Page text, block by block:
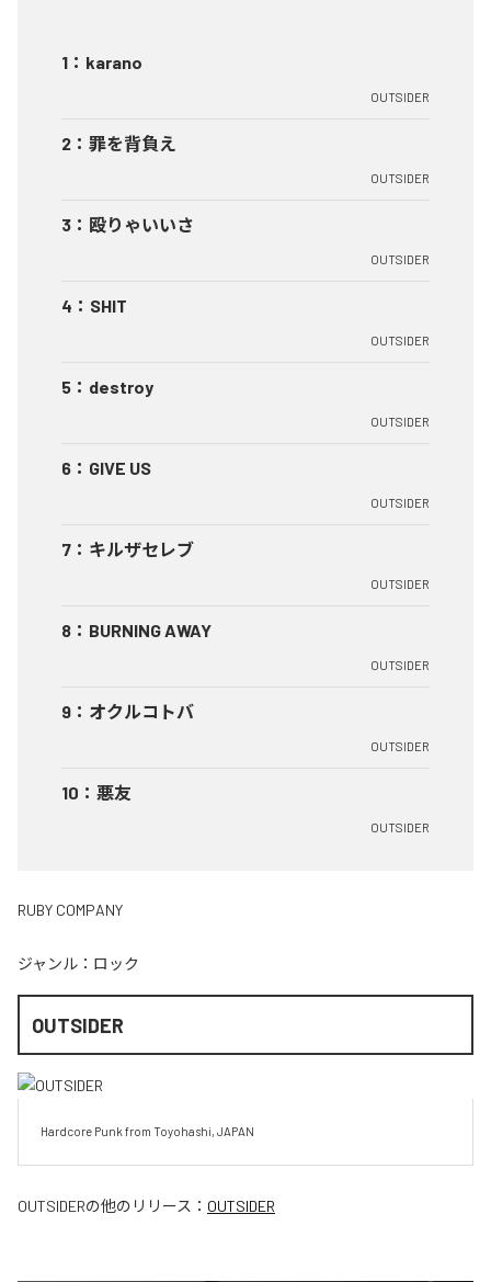
1 ： karano
OUTSIDER
2 ： 罪を背負え
OUTSIDER
3 ： 殴りゃいいさ
OUTSIDER
4 ： SHIT
OUTSIDER
5 ： destroy
OUTSIDER
6 ： GIVE US
OUTSIDER
7 ： キルザセレブ
OUTSIDER
8 ： BURNING AWAY
OUTSIDER
9 ： オクルコトバ
OUTSIDER
10 ： 悪友
OUTSIDER
RUBY COMPANY
ジャンル： ロック
OUTSIDER
Hardcore Punk from Toyohashi, JAPAN
OUTSIDERの他のリリース： OUTSIDER